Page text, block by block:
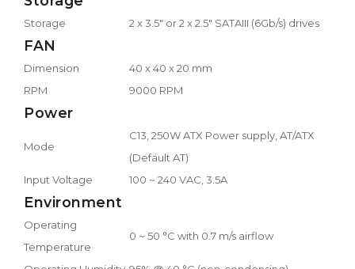
Storage 2 x 3.5" or 2 x 2.5" SATAIII (6Gb/s) drives
FAN
Dimension
40 x 40 x 20 mm
RPM
9000 RPM
Power
Mode
C13, 250W ATX Power supply, AT/ATX
(Default AT)
Input Voltage
100 ~ 240 VAC, 3.5A
Environment
Operating
Temperature
0 ~ 50 °C with 0.7 m/s airflow